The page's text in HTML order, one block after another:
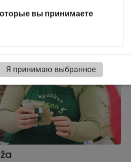
вы принимаете
Я принимаю выбранное